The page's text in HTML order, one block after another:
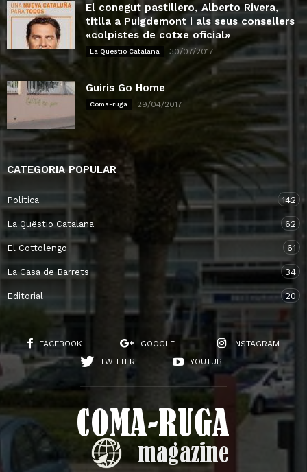
El conegut pastillero, Alberto Rivera,
titlla a Puigdemont i als seus consellers
«colpistes de cotxe oficial»
La Quëstio Catalana 30/07/2017
Guiris Go Home
Coma-ruga 29/04/2017
CATEGORIA POPULAR
Politica 142
La Quëstio Catalana 62
El Cottolengo 61
La Casa de Barrets 34
Editorial 20
FACEBOOK GOOGLE+
INSTAGRAM
TWITTER
YOUTUBE